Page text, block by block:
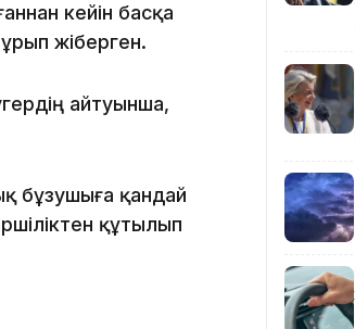
кейін басқа
жіберген.
айтуынша,
бұзушыға қандай
құтылып
21:00
20:52